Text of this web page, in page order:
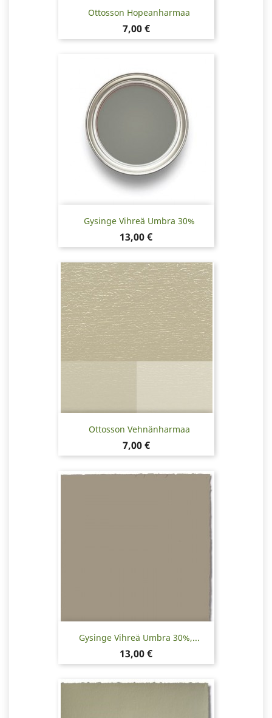
Ottosson Hopeanharmaa
Hinta
7,00 €
Gysinge Vihreä Umbra 30%
Hinta
13,00 €
Ottosson Vehnänharmaa
Hinta
7,00 €
Gysinge Vihreä Umbra 30%,...
Hinta
13,00 €